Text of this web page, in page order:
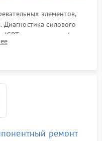
элементов,
Диагностика силового
транзисторов (для
контроля (для газовых
ремонт